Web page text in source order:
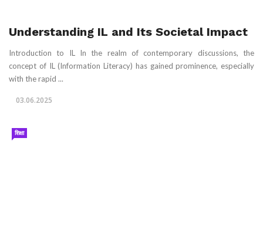
Understanding IL and Its Societal Impact
Introduction to IL In the realm of contemporary discussions, the
concept of IL (Information Literacy) has gained prominence, especially
with the rapid ...
03.06.2025
शिक्षा